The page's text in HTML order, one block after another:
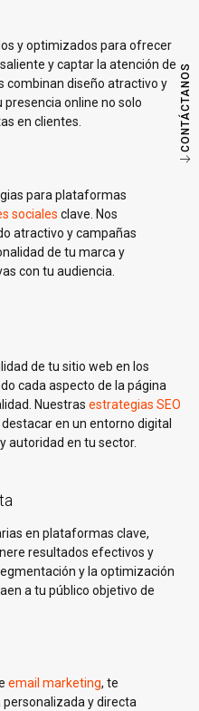
CONTÁCTANOS
y optimizados para ofrecer
y captar la atención de
combinan diseño atractivo y
online no solo
en clientes.
para plataformas
sociales clave. Nos
atractivo y campañas
de tu marca y
con tu audiencia.
de tu sitio web en los
cada aspecto de la página
Nuestras estrategias SEO
en un entorno digital
autoridad en tu sector.
en plataformas clave,
resultados efectivos y
y la optimización
a tu público objetivo de
email marketing, te
y directa